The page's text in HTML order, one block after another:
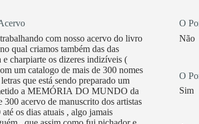
com nosso acervo do livro
qual criamos também das das
charpiarte os dizeres indizíveis (
um catalogo de mais de 300 nomes
que está sendo preparado um
a MEMÓRIA DO MUNDO da
acervo de manuscrito dos artistas
os dias atuais , algo jamais
O
Não
O
Sim